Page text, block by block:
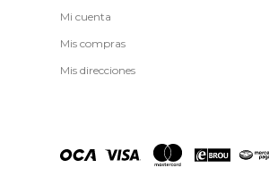
Mi cuenta
Mis compras
Mis direcciones